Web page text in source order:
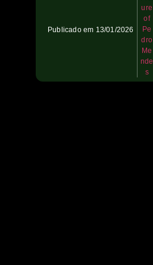
Publicado em 13/01/2026